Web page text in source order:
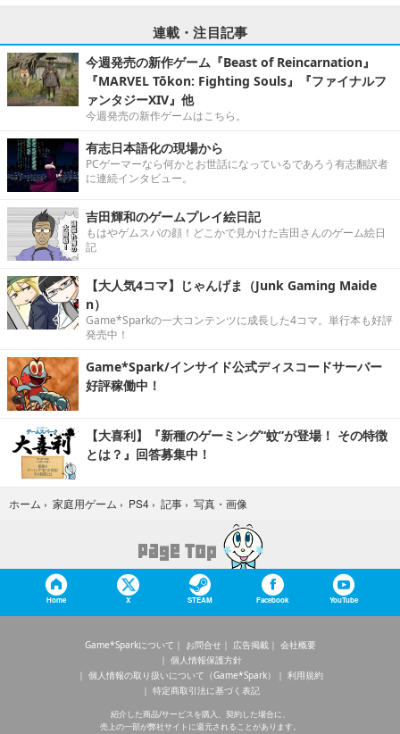
連載・注目記事
今週発売の新作ゲーム『Beast of Reincarnation』
『MARVEL Tōkon: Fighting Souls』『ファイナルフ
ァンタジーXIV』他
今週発売の新作ゲームはこちら。
有志日本語化の現場から
PCゲーマーなら何かとお世話になっているであろう有志翻訳者
に連続インタビュー。
吉田輝和のゲームプレイ絵日記
もはやゲムスパの顔！どこかで見かけた吉田さんのゲーム絵日
記
【大人気4コマ】じゃんげま（Junk Gaming Maide
n）
Game*Sparkの一大コンテンツに成長した4コマ。単行本も好評
発売中！
Game*Spark/インサイド公式ディスコードサーバー
好評稼働中！
【大喜利】『新種のゲーミング“蚊”が登場！ その特徴
とは？』回答募集中！
ホーム › 家庭用ゲーム › PS4 › 記事 › 写真・画像
Home X STEAM Facebook YouTube
Game*Sparkについて お問合せ 広告掲載
会社概要
個人情報保護方針
個人情報の取り扱いについて（Game*Spark）
利用規約
特定商取引法に基づく表記
紹介した商品/サービスを購入、契約した場合に、
売上の一部が弊社サイトに還元されることがあります。